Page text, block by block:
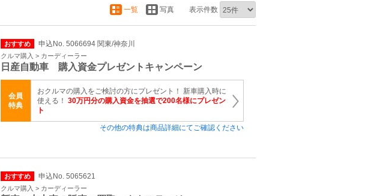
一覧 写真 表示件数
おすすめ 申込No. 5066694 関東/神奈川
クルマ購入 > カーディーラー
日産自動車 購入資金プレゼントキャンペーン
会員
特典
おクルマの購入をご検討の方にプレゼント！ 新車購入時に
使える！ 30万円分の購入資金を抽選で200名様にプレゼン
ト
その他の特典は商品詳細にてご確認ください
おすすめ 申込No. 5065621
クルマ購入 > カーディーラー